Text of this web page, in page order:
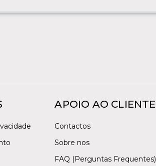
APOIO AO CLIENTE
Contactos
Sobre nos
FAQ (Perguntas Frequentes)